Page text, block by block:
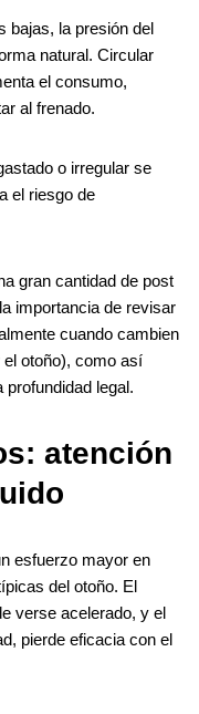
bajas, la presión del
natural. Circular
el consumo,
al frenado.
o irregular se
el riesgo de
gran cantidad de post
importancia de revisar
cuando cambien
el otoño), como así
profundidad legal.
atención
esfuerzo mayor en
del otoño. El
verse acelerado, y el
pierde eficacia con el